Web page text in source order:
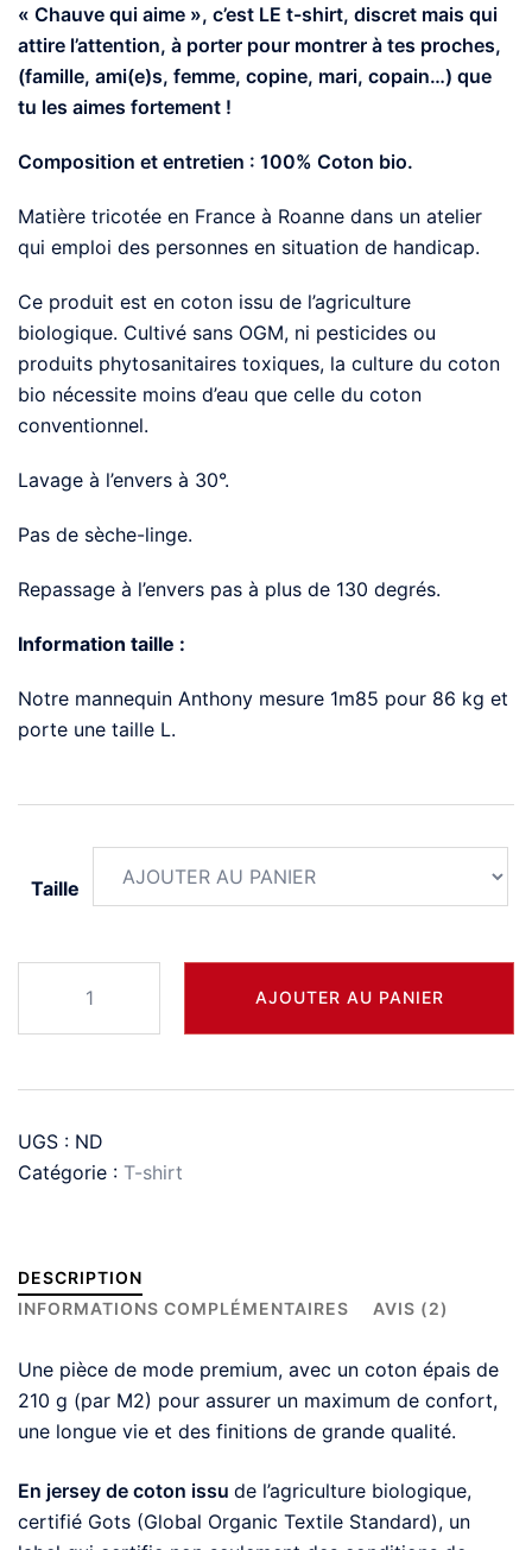
« Chauve qui aime », c’est LE t-shirt, discret mais qui
attire l’attention, à porter pour montrer à tes proches,
(famille, ami(e)s, femme, copine, mari, copain…) que
tu les aimes fortement !
Composition et entretien : 100% Coton bio.
Matière tricotée en France à Roanne dans un atelier
qui emploi des personnes en situation de handicap.
Ce produit est en coton issu de l’agriculture
biologique. Cultivé sans OGM, ni pesticides ou
produits phytosanitaires toxiques, la culture du coton
bio nécessite moins d’eau que celle du coton
conventionnel.
Lavage à l’envers à 30°.
Pas de sèche-linge.
Repassage à l’envers pas à plus de 130 degrés.
Information taille :
Notre mannequin Anthony mesure 1m85 pour 86 kg et
porte une taille L.
Taille
2
qui
aime
AJOUTER AU PANIER
UGS : ND
Catégorie : T-shirt
DESCRIPTION
INFORMATIONS COMPLÉMENTAIRES
AVIS (2)
Une pièce de mode premium, avec un coton épais de
210 g (par M2) pour assurer un maximum de confort,
une longue vie et des finitions de grande qualité.
En jersey de coton issu de l’agriculture biologique,
certifié Gots (Global Organic Textile Standard), un